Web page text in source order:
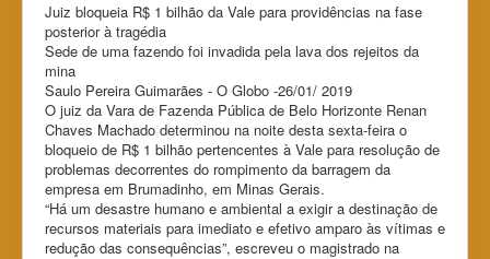
Juiz bloqueia R$ 1 bilhão da Vale para providências na fase
posterior à tragédia
Sede de uma fazendo foi invadida pela lava dos rejeitos da
mina
Saulo Pereira Guimarães - O Globo -26/01/ 2019
O juiz da Vara de Fazenda Pública de Belo Horizonte Renan
Chaves Machado determinou na noite desta sexta-feira o
bloqueio de R$ 1 bilhão pertencentes à Vale para resolução de
problemas decorrentes do rompimento da barragem da
empresa em Brumadinho, em Minas Gerais.
“Há um desastre humano e ambiental a exigir a destinação de
recursos materiais para imediato e efetivo amparo às vítimas e
redução das consequências”, escreveu o magistrado na